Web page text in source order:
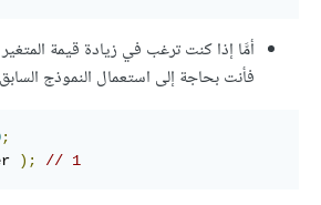
أمَّا إذا كنت ترغب في زيادة قيمة
فأنت بحاجة إلى استعمال النموذج
;
); // 1